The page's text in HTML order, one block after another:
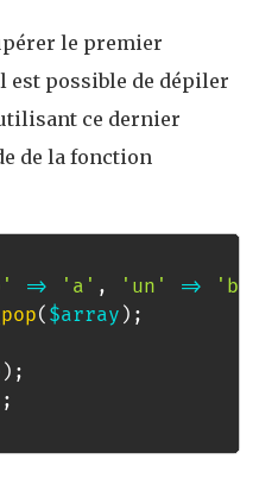
le premier
est possible de dépiler
ce dernier
de la fonction
=> 'a' , 'un' => 'b'
( $array ) ;
) ;
;